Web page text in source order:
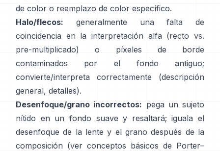
de color o reemplazo de color específico.
Halo/flecos: generalmente una falta de
coincidencia en la interpretación alfa (recto vs.
pre-multiplicado) o píxeles de borde
contaminados por el fondo antiguo;
convierte/interpreta correctamente
(descripción
general, detalles).
Desenfoque/grano incorrectos: pega un sujeto
nítido en un fondo suave y resaltará; iguala el
desenfoque de la lente y el grano después de la
composición (ver conceptos básicos de Porter–